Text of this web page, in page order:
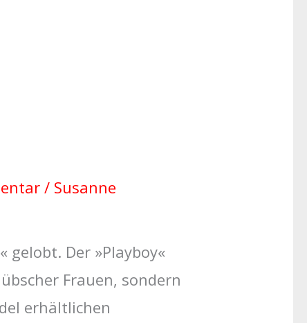
/ Susanne
gelobt. Der »Playboy«
Frauen, sondern
erhältlichen